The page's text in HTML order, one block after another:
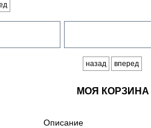
назад вперед
МОЯ КОРЗИНА
Описание